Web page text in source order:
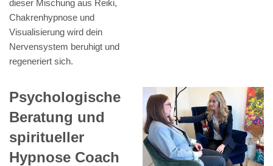
dieser Mischung aus Reiki,
Chakrenhypnose und
Visualisierung wird dein
Nervensystem beruhigt und
regeneriert sich.
Psychologische
Beratung und
spiritueller
Hypnose Coach